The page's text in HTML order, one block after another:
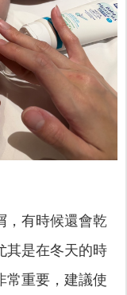
，有時候還會乾
其是在冬天的時
常重要，建議使